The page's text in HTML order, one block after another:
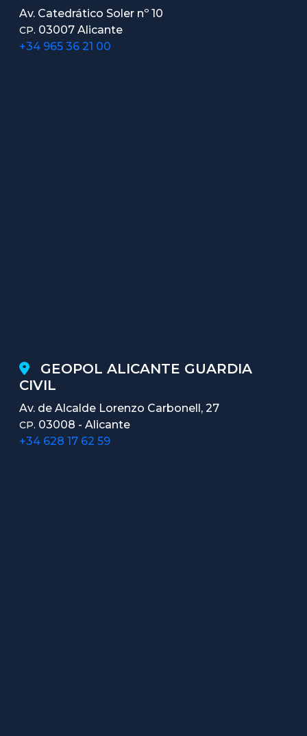
Av. Catedrático Soler nº 10
CP. 03007 Alicante
+34 965 36 21 00
GEOPOL ALICANTE GUARDIA
CIVIL
Av. de Alcalde Lorenzo Carbonell, 27
CP. 03008 - Alicante
+34 628 17 62 59